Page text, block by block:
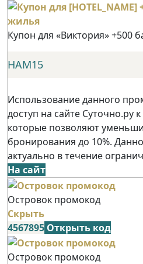
Купон для «Виктория» +500
НАМ15
Использование данного
доступ на сайте Суточно.ру
которые позволяют
бронирования до 10%.
актуально в течение
На сайт
Островок промокод
Скрыть
4567895 Открыть код
Островок промокод